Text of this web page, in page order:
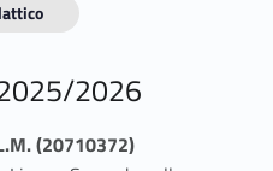
2026
(20710372)